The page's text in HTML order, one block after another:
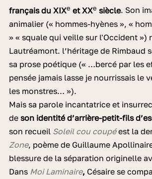
français du XIXe et XXe siècle. Son
animalier (« hommes-hyènes », «
» « squale qui veille sur l'Occident »)
Lautréamont. l’héritage de Rimbaud
sa prose poétique (« …bercé par les
pensée jamais lasse je nourrissais le
les monstres… »).
Mais sa parole incantatrice et
de son identité d’arrière-petit-fils
son recueil Soleil cou coupéest la
Zone, poème de Guillaume
blessure de la séparation originelle
Dans Moi Laminaire, Césaire se